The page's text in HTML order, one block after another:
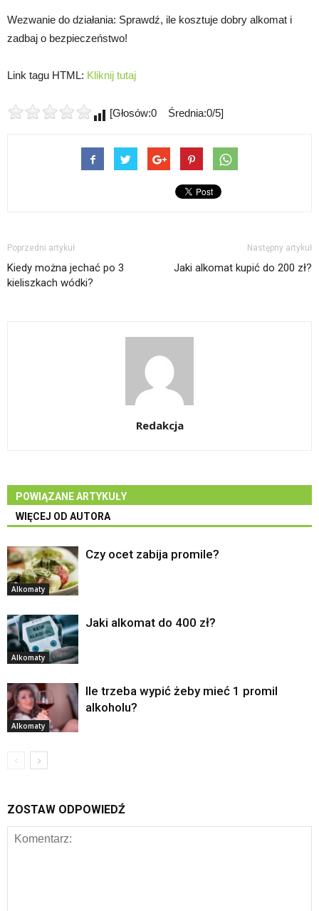
Wezwanie do działania: Sprawdź, ile kosztuje dobry alkomat i
zadbaj o bezpieczeństwo!
Link tagu HTML: Kliknij tutaj
[Głosów:0 Średnia:0/5]
Poprzedni artykuł
Kiedy można jechać po 3
kieliszkach wódki?
Następny artykuł
Jaki alkomat kupić do 200 zł?
Redakcja
POWIĄZANE ARTYKUŁY
WIĘCEJ OD AUTORA
Alkomaty
Czy ocet zabija promile?
Alkomaty
Jaki alkomat do 400 zł?
Alkomaty
Ile trzeba wypić żeby mieć 1 promil
alkoholu?
ZOSTAW ODPOWIEDŹ